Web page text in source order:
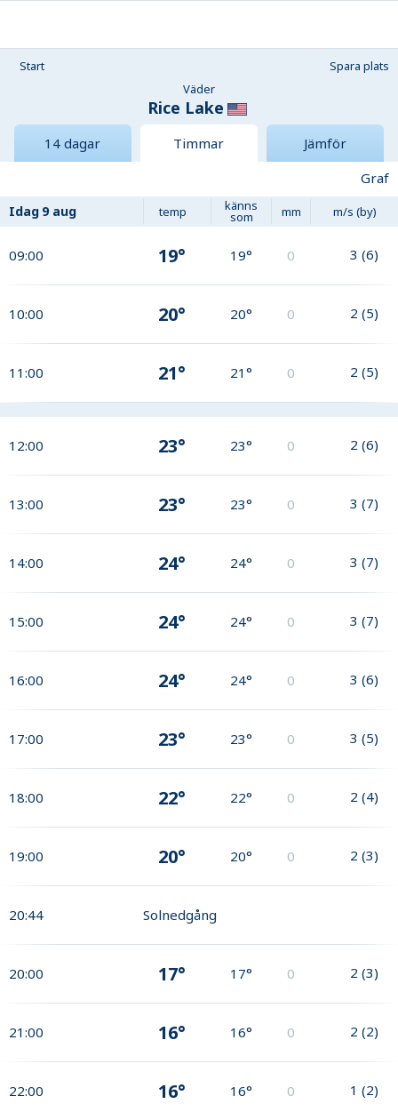
Start
Spara plats
Väder
Rice Lake
14 dagar Timmar
Jämför
Graf
Idag 9 aug temp känns
som mm m/s (by)
09:00 19° 19° 0 3 (6)
10:00 20° 20° 0 2 (5)
11:00 21° 21° 0 2 (5)
12:00 23° 23° 0 2 (6)
13:00 23° 23° 0 3 (7)
14:00 24° 24° 0 3 (7)
15:00 24° 24° 0 3 (7)
16:00 24° 24° 0 3 (6)
17:00 23° 23° 0 3 (5)
18:00 22° 22° 0 2 (4)
19:00 20° 20° 0 2 (3)
20:44 Solnedgång
20:00 17° 17° 0 2 (3)
21:00 16° 16° 0 2 (2)
22:00 16° 16° 0 1 (2)